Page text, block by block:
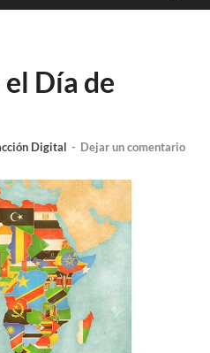
Día de
Digital - Dejar un comentario